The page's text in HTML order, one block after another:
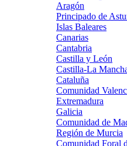
Aragón
Principado de
Islas Baleares
Canarias
Cantabria
Castilla y León
Castilla-La
Cataluña
Comunidad
Extremadura
Galicia
Comunidad de
Región de Murcia
Comunidad Foral